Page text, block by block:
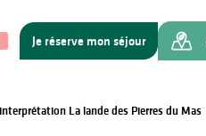
Je réserve mon séjour
La lande des Pierres du Mas